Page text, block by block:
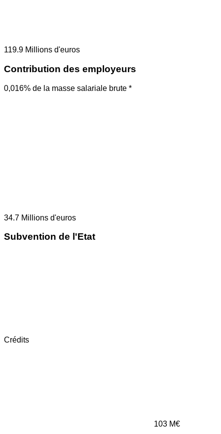
119.9 Millions d'euros
Contribution des employeurs
0,016% de la masse salariale brute *
34.7 Millions d'euros
Subvention de l'Etat
Crédits
103 M€